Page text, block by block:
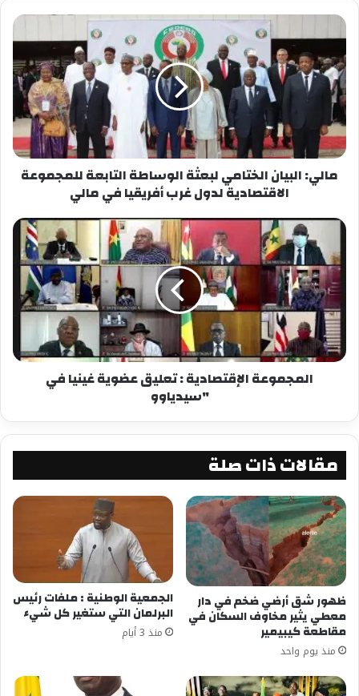
وذكرت أنها “أبلغت السفير “اميرو” بأن الجثث تعود إلى
مواطنين إثيوبيين من إقليم تيغراي (شمال)، وتم تحديد
هوياتهم بواسطة أفراد إثيوبيين مقيمين بالمنطقة”.
ولفتت إلى أنها طلبت من السفير الإثيوبي نقل ذلك
لسلطات بلاده.
والشهر الماضي ، نشرت تقارير صحفية أنباء بشأن
العثور على 50 جثة من ضحايا الحرب في “تيغراي
“طافية في نهر ستيت، دون صدور تعقيب من
السلطات الإثيوبية بالخصوص.
وفي 28 نوفمبر/تشرين الثاني 2020، أعلن الجيش
الإثيوبي السيطرة الكاملة على “تيغراي” إثر اشتباكات
لأسابيع مع “الجبهة الشعبية لتحرير “تيغراي”، فيما
استمر رود تقارير عن تواصل انتهاكات حقوقية في
المنطقة أودت بحياة كثيرين.
غير أن قوات تيغراي أعلنت، في يونيو/ حزيران الماضي،
استعادت السيطرة على جزء كبير من الإقليم بما في
ذلك عاصمته ميكيلي، لتحتدم الاشتباكات من جديد
بين الطرفين.
المصدر – القناة الإخبارية الإفريقية
شارك هذا الموضوع:
فيس بوك X
معجب بهذه:
مالي: البيان الختامي لبعثة الوساطة التابعة للمجموعة
الاقتصادية لدول غرب أفريقيا في مالي
المجموعة الإقتصادية : تعليق عضوية غينيا في
"سيدياوو
مقالات ذات صلة
ظهور شق أرضي ضخم في دار
معطي يثير مخاوف السكان في
مقاطعة كيبيمير
منذ يوم واحد
الجمعية الوطنية : ملفات رئيس
البرلمان التي ستغير كل شيء
منذ 3 أيام